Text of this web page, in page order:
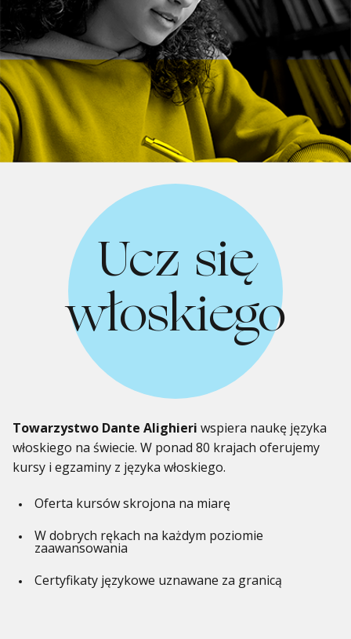
Ucz się
włoskiego
Towarzystwo Dante Alighieri wspiera naukę języka
włoskiego na świecie. W ponad 80 krajach oferujemy
kursy i egzaminy z języka włoskiego.
Oferta kursów skrojona na miarę
W dobrych rękach na każdym poziomie
zaawansowania
Certyfikaty językowe uznawane za granicą